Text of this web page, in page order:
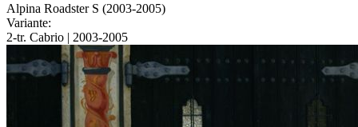
Alpina Roadster S (2003-2005)
Variante:
2-tr. Cabrio | 2003-2005